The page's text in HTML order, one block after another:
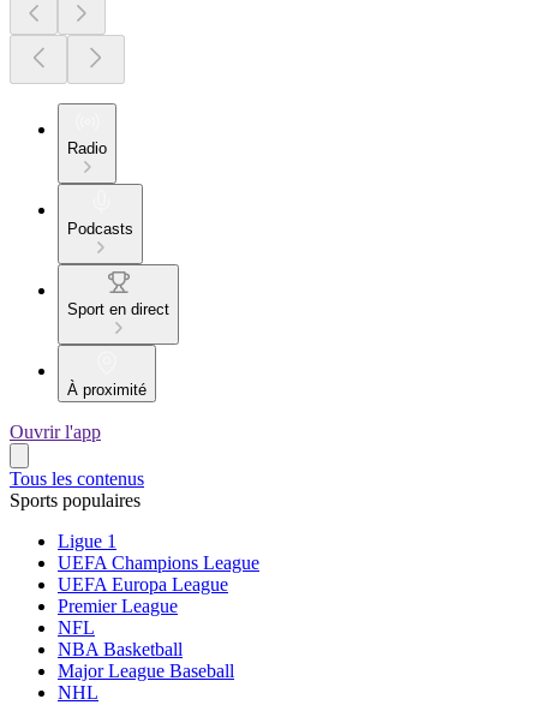
Radio
Podcasts
Sport en direct
À proximité
Ouvrir l'app
Tous les contenus
Sports populaires
Ligue 1
UEFA Champions League
UEFA Europa League
Premier League
NFL
NBA Basketball
Major League Baseball
NHL